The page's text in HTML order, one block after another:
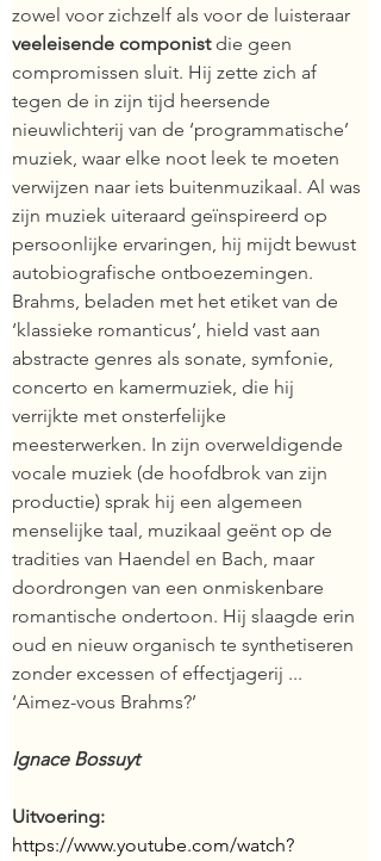
zowel voor zichzelf als voor de luisteraar
veeleisende componist die geen
compromissen sluit. Hij zette zich af
tegen de in zijn tijd heersende
nieuwlichterij van de ‘programmatische’
muziek, waar elke noot leek te moeten
verwijzen naar iets buitenmuzikaal. Al was
zijn muziek uiteraard geïnspireerd op
persoonlijke ervaringen, hij mijdt bewust
autobiografische ontboezemingen.
Brahms, beladen met het etiket van de
‘klassieke romanticus’, hield vast aan
abstracte genres als sonate, symfonie,
concerto en kamermuziek, die hij
verrijkte met onsterfelijke
meesterwerken. In zijn overweldigende
vocale muziek (de hoofdbrok van zijn
productie) sprak hij een algemeen
menselijke taal, muzikaal geënt op de
tradities van Haendel en Bach, maar
doordrongen van een onmiskenbare
romantische ondertoon. Hij slaagde erin
oud en nieuw organisch te synthetiseren
zonder excessen of effectjagerij ...
‘Aimez-vous Brahms?’
Ignace Bossuyt
Uitvoering:
https://www.youtube.com/watch?